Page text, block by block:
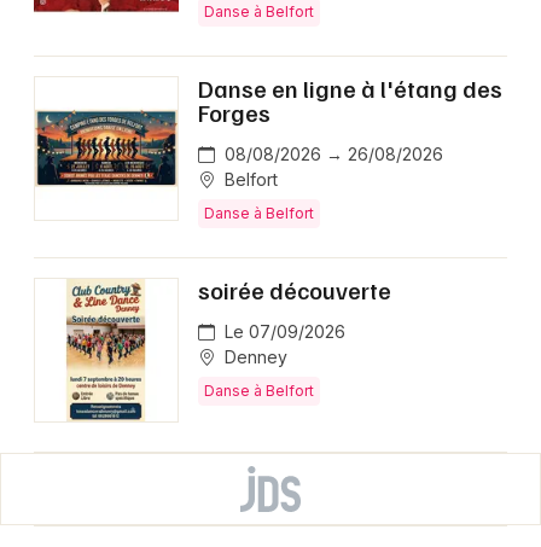
Danse à Belfort
Danse en ligne à l'étang des
Forges
08/08/2026 → 26/08/2026
Belfort
Danse à Belfort
soirée découverte
Le 07/09/2026
Denney
Danse à Belfort